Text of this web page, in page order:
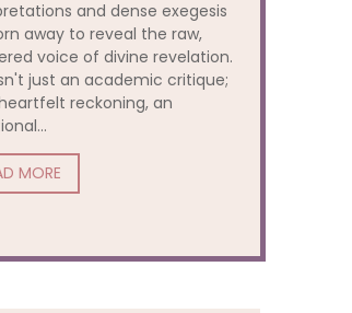
and dense exegesis
away to reveal the raw,
voice of divine revelation.
just an academic critique;
reckoning, an
MORE